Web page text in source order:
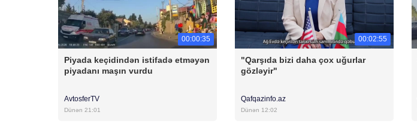
00:00:35
Piyada keçidindən istifadə etməyən
piyadanı maşın vurdu
AvtosferTV
Dünən 21:01
00:02:55
"Qarşıda bizi daha çox uğurlar
gözləyir"
Qafqazinfo.az
Dünən 12:02